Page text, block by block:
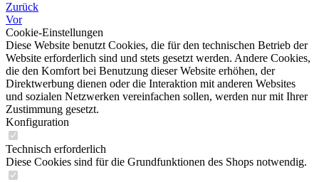
Zurück
Vor
Cookie-Einstellungen
Diese Website benutzt Cookies, die für den technischen Betrieb der
Website erforderlich sind und stets gesetzt werden. Andere Cookies,
die den Komfort bei Benutzung dieser Website erhöhen, der
Direktwerbung dienen oder die Interaktion mit anderen Websites
und sozialen Netzwerken vereinfachen sollen, werden nur mit Ihrer
Zustimmung gesetzt.
Konfiguration
Technisch erforderlich
Diese Cookies sind für die Grundfunktionen des Shops notwendig.